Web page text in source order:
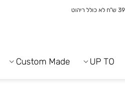
UP TO
Custom Made